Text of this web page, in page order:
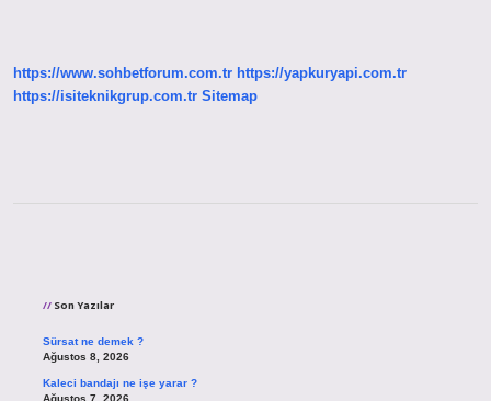
https://www.sohbetforum.com.tr https://yapkuryapi.com.tr
https://isiteknikgrup.com.tr Sitemap
Son Yazılar
Sürsat ne demek ?
Ağustos 8, 2026
Kaleci bandajı ne işe yarar ?
Ağustos 7, 2026